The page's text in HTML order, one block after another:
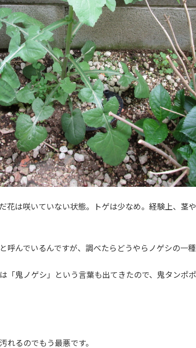
花は咲いていない状態。トゲは少なめ。経験上、茎
んでいるんですが、調べたらどうやらノゲシの一種
「鬼ノゲシ」という言葉も出てきたので、鬼タンポ
るのでもう最悪です。